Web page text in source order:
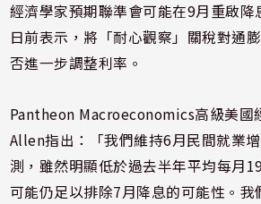
經濟學家預期聯準會可能在9月重啟降
日前表示，將「耐心觀察」關稅對通
否進一步調整利率。
Pantheon Macroeconomics高級美
Allen指出：「我們維持6月民間就業
測，雖然明顯低於過去半年平均每月
可能仍足以排除7月降息的可能性。我